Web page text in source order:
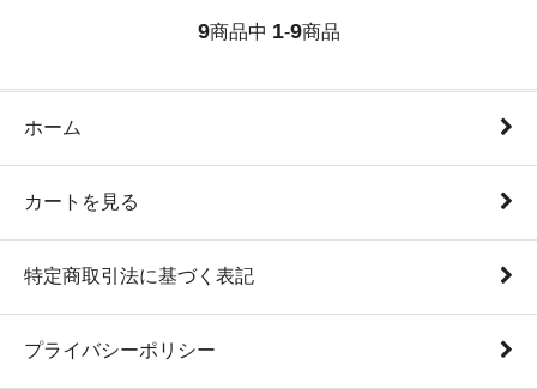
9商品中 1-9商品
ホーム
カートを見る
特定商取引法に基づく表記
プライバシーポリシー